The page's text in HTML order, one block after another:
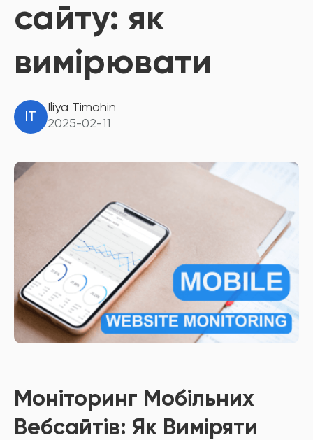
сайту: як
вимірювати
IT
Iliya Timohin
2025-02-11
Моніторинг Мобільних
Вебсайтів: Як Виміряти